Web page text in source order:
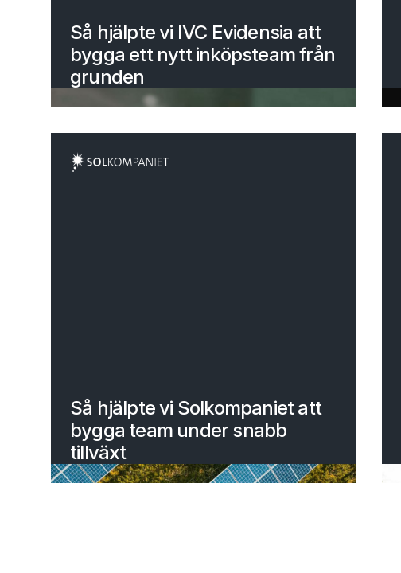
Så hjälpte vi IVC Evidensia att
bygga ett nytt inköpsteam från
grunden
Så hjälpte vi Solkompaniet att
bygga team under snabb
tillväxt